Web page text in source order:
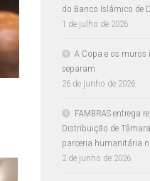
do Banco Islâmico de
1 de julho de 2026
A Copa e os
separam
26 de junho de 2026
FAMBRAS entrega
Distribuição de
parceria humanitária
2 de junho de 2026